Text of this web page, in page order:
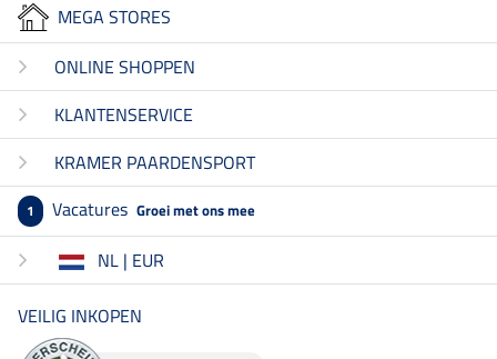
MEGA STORES
ONLINE SHOPPEN
KLANTENSERVICE
KRAMER PAARDENSPORT
1 Vacatures Groei met ons mee
NL | EUR
VEILIG INKOPEN